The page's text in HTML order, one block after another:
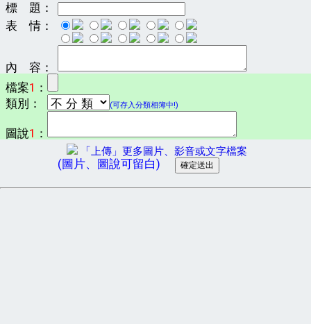
標 題：
表 情：
內 容：
檔案1 ：
類別：
(可存入分類相簿中!)
圖說1 ：
「上傳」更多圖片、影音或文字檔案
(圖片、圖說可留白)